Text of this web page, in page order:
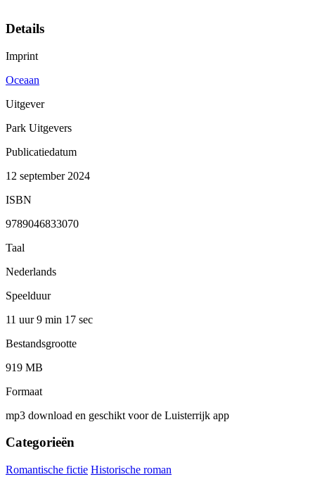
Details
Imprint
Oceaan
Uitgever
Park Uitgevers
Publicatiedatum
12 september 2024
ISBN
9789046833070
Taal
Nederlands
Speelduur
11 uur 9 min 17 sec
Bestandsgrootte
919 MB
Formaat
mp3 download en geschikt voor de Luisterrijk app
Categorieën
Romantische fictie Historische roman